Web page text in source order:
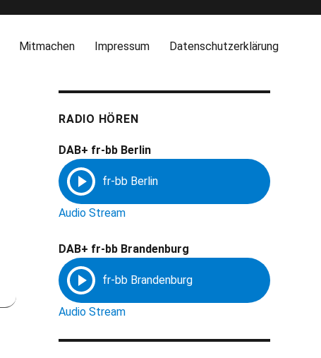
Mitmachen Impressum Datenschutzerklärung
RADIO HÖREN
DAB+ fr-bb Berlin
Audio Stream
DAB+ fr-bb Brandenburg
Audio Stream